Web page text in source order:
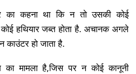
का कहना था कि न तो उसकी कोई
कोई हथियार जब्त होता है. अचानक अगले
काउंटर हो जाता है.
का मामला है,जिस पर न कोई कानूनी